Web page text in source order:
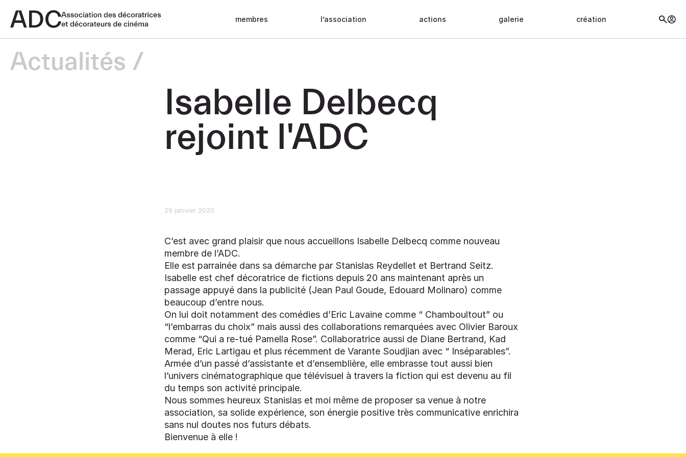
membres l’association actions galerie création
Actualités
Isabelle Delbecq
rejoint l'ADC
29 janvier 2020
C’est avec grand plaisir que nous accueillons Isabelle Delbecq comme nouveau
membre de l’ADC.
Elle est parrainée dans sa démarche par Stanislas Reydellet et Bertrand Seitz.
Isabelle est chef décoratrice de fictions depuis 20 ans maintenant après un
passage appuyé dans la publicité (Jean Paul Goude, Edouard Molinaro) comme
beaucoup d’entre nous.
On lui doit notamment des comédies d’Eric Lavaine comme “ Chamboultout” ou
“l’embarras du choix” mais aussi des collaborations remarquées avec Olivier Baroux
comme “Qui a re-tué Pamella Rose”. Collaboratrice aussi de Diane Bertrand, Kad
Merad, Eric Lartigau et plus récemment de Varante Soudjian avec “ Inséparables”.
Armée d’un passé d’assistante et d’ensemblière, elle embrasse tout aussi bien
l’univers cinématographique que télévisuel à travers la fiction qui est devenu au fil
du temps son activité principale.
Nous sommes heureux Stanislas et moi même de proposer sa venue à notre
association, sa solide expérience, son énergie positive très communicative enrichira
sans nul doutes nos futurs débats.
Bienvenue à elle !